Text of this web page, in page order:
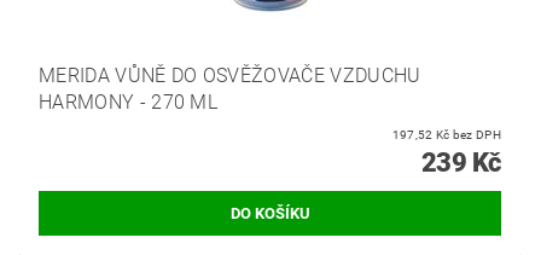
MERIDA VŮNĚ DO OSVĚŽOVAČE VZDUCHU
HARMONY - 270 ML
197,52 Kč bez DPH
239 Kč